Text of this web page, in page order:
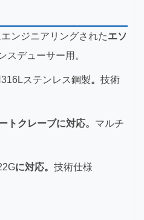
ンジニアリングされたエソ
スデューサー用。
ステンレス鋼製。 技術
トクレーブに対応。 マルチ
に対応。 技術仕様